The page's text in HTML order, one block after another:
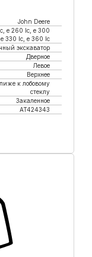
John Deere
e 260 lc, e 300
e 330 lc, e 360 lc
экскаватор
Дверное
Левое
Верхнее
к лобовому
стеклу
Закаленное
AT424343